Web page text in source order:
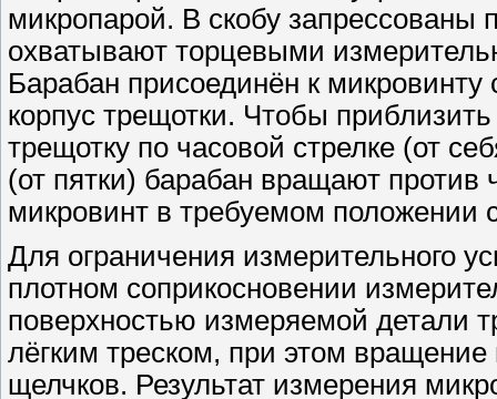
микропарой. В скобу
охватывают торцевыми
Барабан присоединён к
корпус трещотки. Чтобы
трещотку по часовой стрелке (от
(от пятки) барабан вращают против
микровинт в требуемом положении
Для ограничения измерительного
плотном соприкосновении
поверхностью измеряемой детали
лёгким треском, при этом вращение
щелчков. Результат измерения